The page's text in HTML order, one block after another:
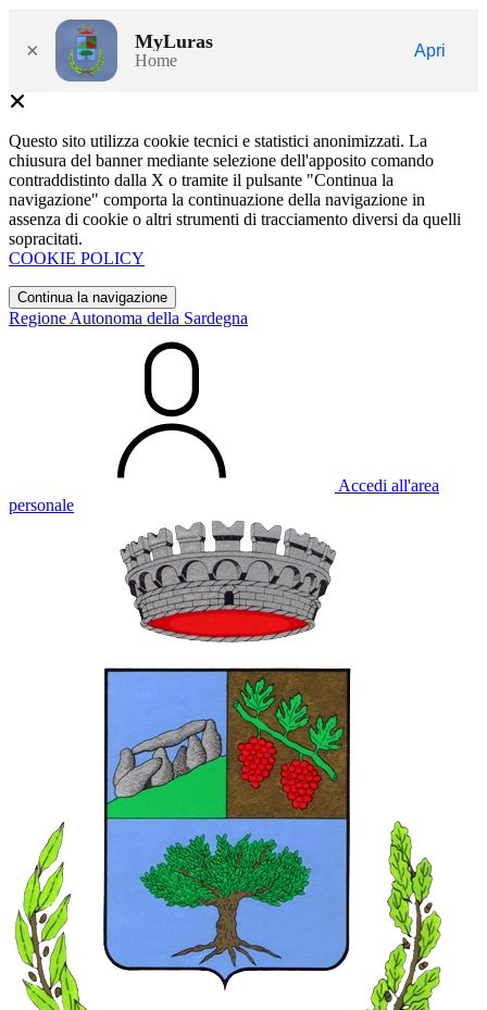
× MyLuras
Home
Apri
Questo sito utilizza cookie tecnici e statistici anonimizzati. La
chiusura del banner mediante selezione dell'apposito comando
contraddistinto dalla X o tramite il pulsante "Continua la
navigazione" comporta la continuazione della navigazione in
assenza di cookie o altri strumenti di tracciamento diversi da quelli
sopracitati.
COOKIE POLICY
Continua la navigazione
Regione Autonoma della Sardegna
Accedi all'area
personale